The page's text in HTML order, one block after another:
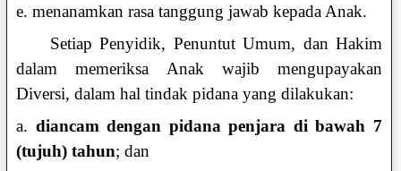
e. menanamkan rasa tanggung jawab kepada Anak.
Setiap Penyidik, Penuntut Umum, dan Hakim
dalam memeriksa Anak wajib mengupayakan
Diversi, dalam hal tindak pidana yang dilakukan:
a. diancam dengan pidana penjara di bawah 7
(tujuh) tahun; dan